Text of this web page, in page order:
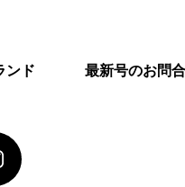
ンド 最新号のお問